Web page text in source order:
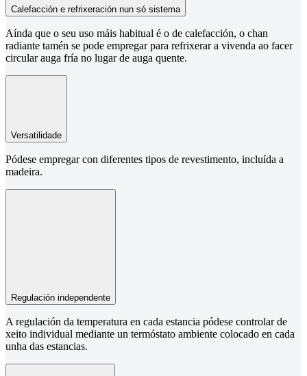
Calefacción e refrixeración nun só sistema
Aínda que o seu uso máis habitual é o de calefacción, o chan
radiante tamén se pode empregar para refrixerar a vivenda ao facer
circular auga fría no lugar de auga quente.
Versatilidade
Pódese empregar con diferentes tipos de revestimento, incluída a
madeira.
Regulación independente
A regulación da temperatura en cada estancia pódese controlar de
xeito individual mediante un termóstato ambiente colocado en cada
unha das estancias.